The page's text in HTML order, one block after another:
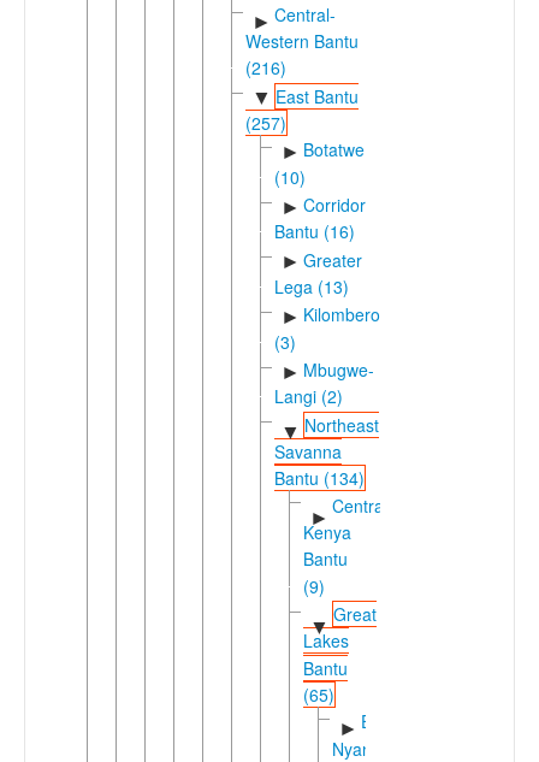
► Central-
Western Bantu
(216)
▼ East Bantu
(257)
► Botatwe
(10)
► Corridor
Bantu (16)
► Greater
Lega (13)
► Kilombero
(3)
► Mbugwe-
Langi (2)
▼ Northeast
Savanna
Bantu (134)
►
Central
Kenya
Bantu
(9)
▼
Great
Lakes
Bantu
(65)
► East
Nyanza